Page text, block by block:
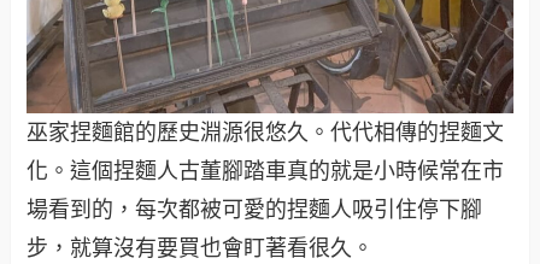
巫家捏麵館的歷史淵源很悠久。代代相傳的捏麵文
化。這個捏麵人古董腳踏車真的就是小時候常在市
場看到的，每次都被可愛的捏麵人吸引住停下腳
步，就算沒有要買也會盯著看很久。